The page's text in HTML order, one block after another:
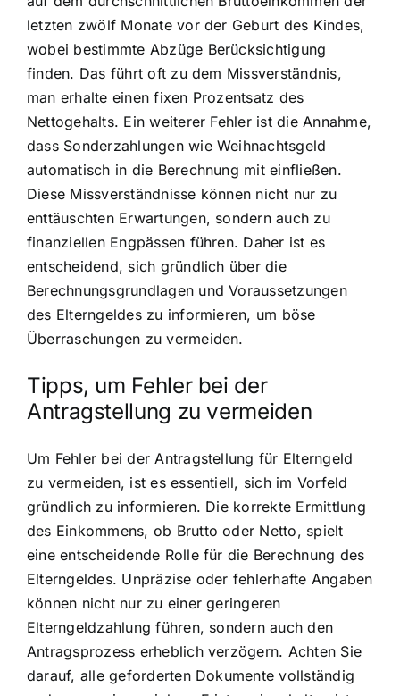
letzten zwölf Monate vor der Geburt des Kindes,
wobei bestimmte Abzüge Berücksichtigung
finden. Das führt oft zu dem Missverständnis,
man erhalte einen fixen Prozentsatz des
Nettogehalts. Ein weiterer Fehler ist die Annahme,
dass Sonderzahlungen wie Weihnachtsgeld
automatisch in die Berechnung mit einfließen.
Diese Missverständnisse können nicht nur zu
enttäuschten Erwartungen, sondern auch zu
finanziellen Engpässen führen. Daher ist es
entscheidend, sich gründlich über die
Berechnungsgrundlagen und Voraussetzungen
des Elterngeldes zu informieren, um böse
Überraschungen zu vermeiden.
Tipps, um Fehler bei der
Antragstellung zu vermeiden
Um Fehler bei der Antragstellung für Elterngeld
zu vermeiden, ist es essentiell, sich im Vorfeld
gründlich zu informieren. Die korrekte Ermittlung
des Einkommens, ob Brutto oder Netto, spielt
eine entscheidende Rolle für die Berechnung des
Elterngeldes. Unpräzise oder fehlerhafte Angaben
können nicht nur zu einer geringeren
Elterngeldzahlung führen, sondern auch den
Antragsprozess erheblich verzögern. Achten Sie
darauf, alle geforderten Dokumente vollständig